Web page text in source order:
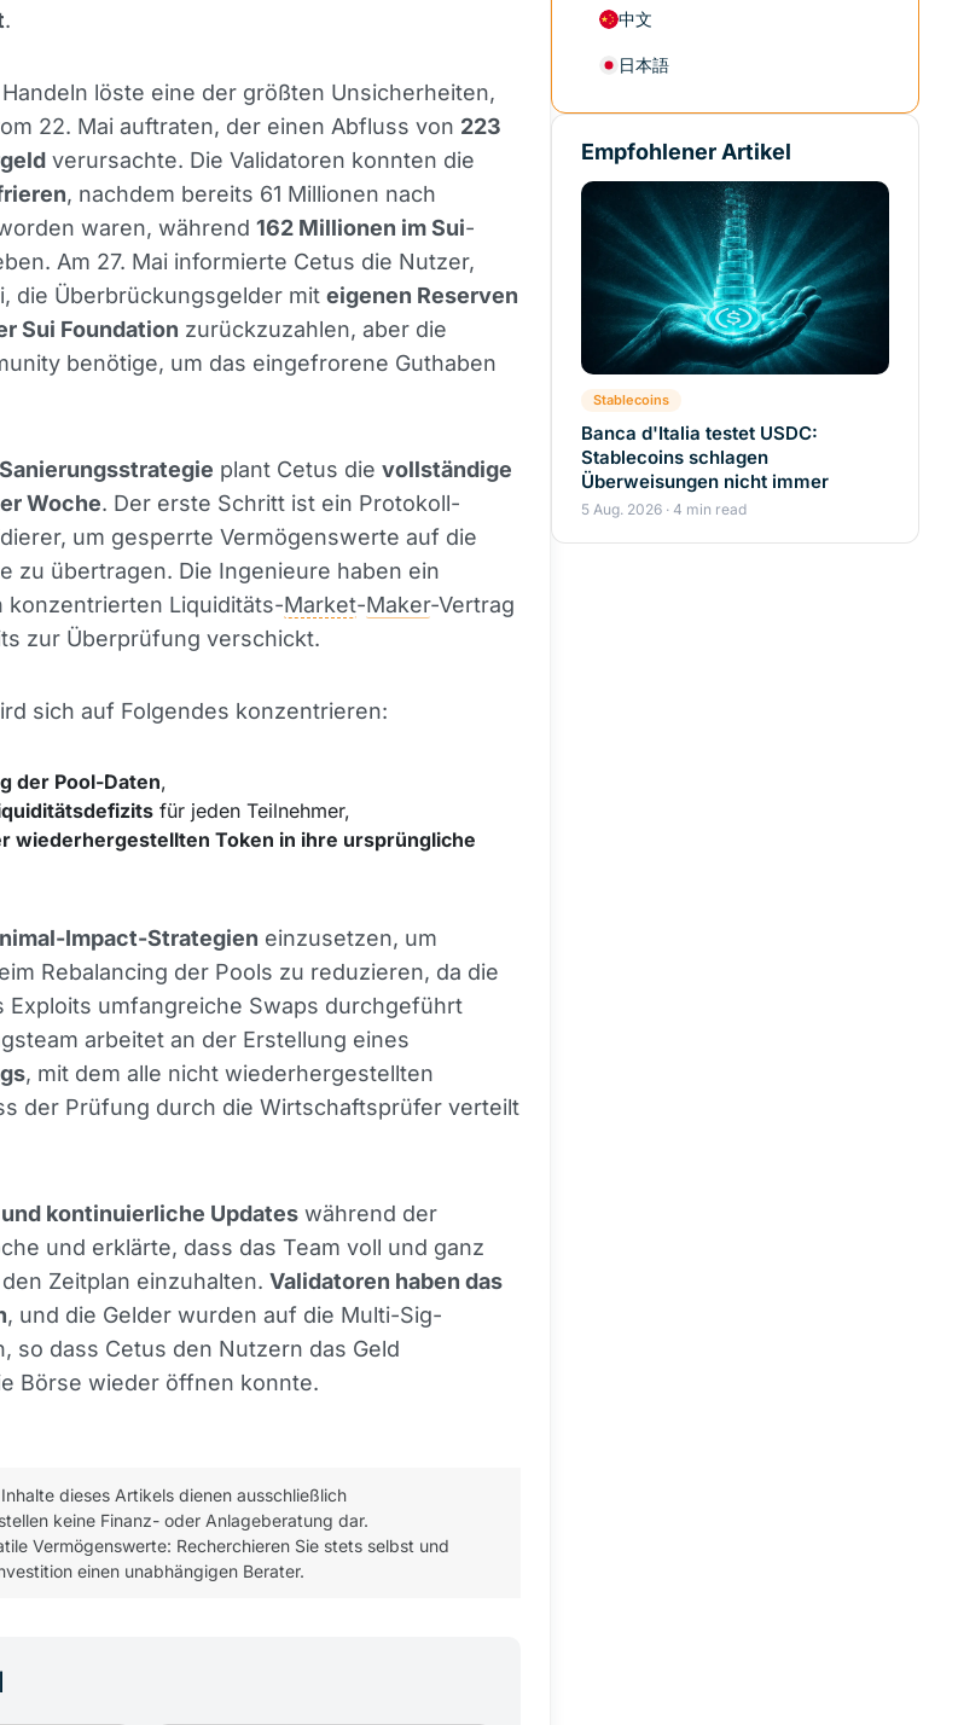
.
löste eine der größten Unsicherheiten,
22. Mai auftraten, der einen Abfluss von 223
verursachte. Die Validatoren konnten die
, nachdem bereits 61 Millionen nach
waren, während 162 Millionen im Sui-
Am 27. Mai informierte Cetus die Nutzer,
die Überbrückungsgelder mit eigenen Reserven
Sui Foundation zurückzuzahlen, aber die
benötige, um das eingefrorene Guthaben
Sanierungsstrategie plant Cetus die vollständige
Woche. Der erste Schritt ist ein Protokoll-
um gesperrte Vermögenswerte auf die
zu übertragen. Die Ingenieure haben ein
konzentrierten Liquiditäts-Market-Maker-Vertrag
zur Überprüfung verschickt.
sich auf Folgendes konzentrieren:
der Pool-Daten,
für jeden Teilnehmer,
wiederhergestellten Token in ihre ursprüngliche
Impact-Strategien einzusetzen, um
Rebalancing der Pools zu reduzieren, da die
Exploits umfangreiche Swaps durchgeführt
arbeitet an der Erstellung eines
, mit dem alle nicht wiederhergestellten
der Prüfung durch die Wirtschaftsprüfer verteilt
kontinuierliche Updates während der
und erklärte, dass das Team voll und ganz
Zeitplan einzuhalten. Validatoren haben das
, und die Gelder wurden auf die Multi-Sig-
so dass Cetus den Nutzern das Geld
Börse wieder öffnen konnte.
dieses Artikels dienen ausschließlich
keine Finanz- oder Anlageberatung dar.
Vermögenswerte: Recherchieren Sie stets selbst und
einen unabhängigen Berater.
中文
日本語
Empfohlener Artikel
Stablecoins
Banca d'Italia testet USDC:
Stablecoins schlagen
Überweisungen nicht immer
5 Aug. 2026 · 4 min read